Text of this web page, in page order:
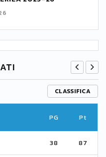
CLASSIFICA
PG Pt
38 87